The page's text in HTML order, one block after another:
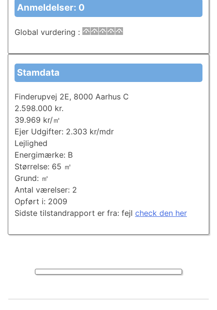
Anmeldelser: 0
Global vurdering :
Stamdata
Finderupvej 2E, 8000 Aarhus C
2.598.000 kr.
39.969 kr/㎡
Ejer Udgifter: 2.303 kr/mdr
Lejlighed
Energimærke: B
Størrelse: 65 ㎡
Grund: ㎡
Antal værelser: 2
Opført i: 2009
Sidste tilstandrapport er fra: fejl check den her